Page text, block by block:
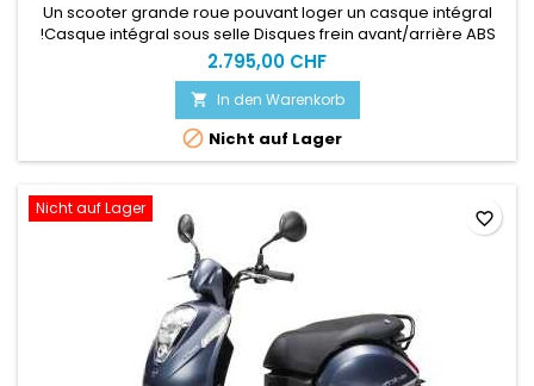
Un scooter grande roue pouvant loger un casque intégral
!Casque intégral sous selle Disques frein avant/arrière ABS
Prise accessoires Disponible à l'essaiACHAT EN LIGNE =
SERVICE CLEFS EN MAINS OBLIGATOIREPlus d'info sur notre site
spécialisé : www.motoslive.ch
2.795,00 CHF
 In den Warenkorb
 Nicht auf Lager
Nicht auf Lager favorite_border